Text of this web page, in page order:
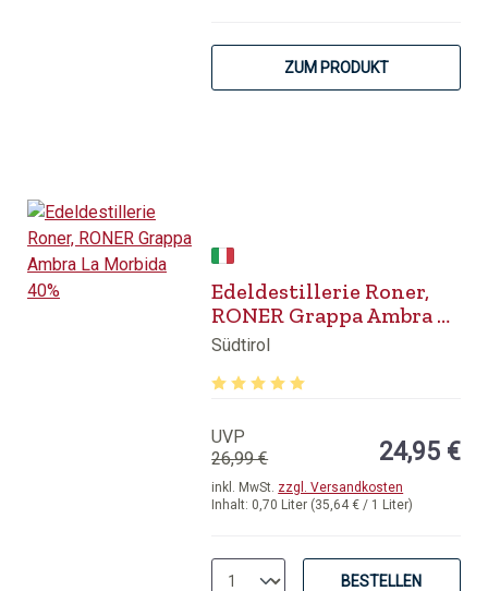
ZUM PRODUKT
Edeldestillerie Roner,
RONER Grappa Ambra La
Morbida 40%
Südtirol
Inhalt: 0,70 Liter (35,64 € / 1 Liter)
inkl. MwSt. zzgl. Versandkosten
UVP
26,99 €
24,95 €
BESTELLEN